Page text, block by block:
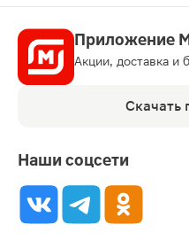
Приложение
Акции, доставка и
Скачать
Наши соцсети